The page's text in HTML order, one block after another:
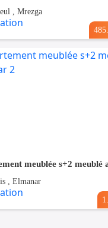
, Mrezga
, Elmanar